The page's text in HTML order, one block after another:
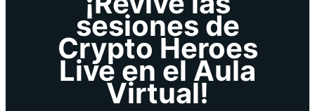
sesiones de
Crypto Heroes
Live en el Aula
Virtual!